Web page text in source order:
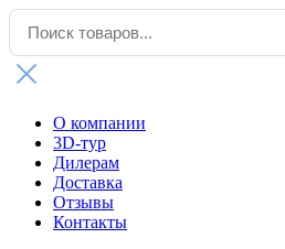
О компании
3D-тур
Дилерам
Доставка
Отзывы
Контакты